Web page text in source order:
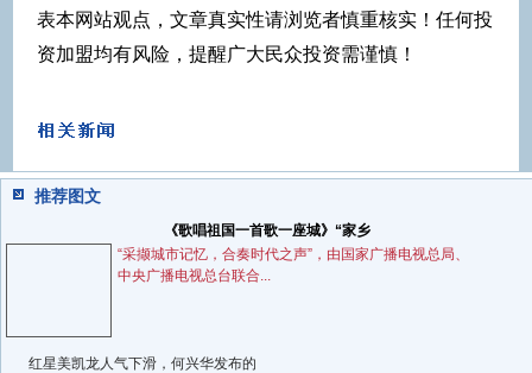
表本网站观点，文章真实性请浏览者慎重核实！任何投
资加盟均有风险，提醒广大民众投资需谨慎！
推荐图文
《歌唱祖国一首歌一座城》“家乡
“采撷城市记忆，合奏时代之声”，由国家广播电视总局、
中央广播电视总台联合...
红星美凯龙人气下滑，何兴华发布的